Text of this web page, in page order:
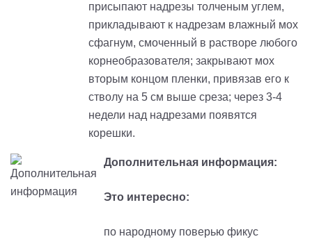
присыпают надрезы толченым углем,
прикладывают к надрезам влажный мох
сфагнум, смоченный в растворе любого
корнеобразователя; закрывают мох
вторым концом пленки, привязав его к
стволу на 5 см выше среза; через 3-4
недели над надрезами появятся
корешки.
Дополнительная информация:
Это интересно:
по народному поверью фикус